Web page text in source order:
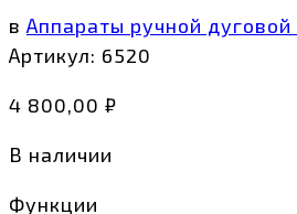
в Аппараты ручной дуговой
Артикул: 6520
4 800,00 ₽
В наличии
Функции